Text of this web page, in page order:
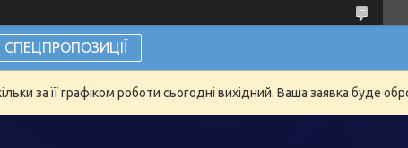
СПЕЦПРОПОЗИЦІЇ
за її графіком роботи сьогодні вихідний. Ваша заявка буде